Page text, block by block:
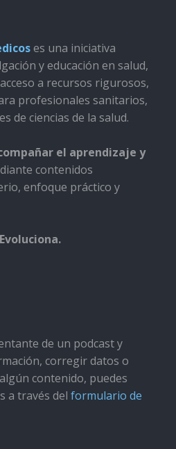
es una iniciativa
y educación en salud,
a recursos rigurosos,
profesionales sanitarios,
de ciencias de la salud.
el aprendizaje y
contenidos
enfoque práctico y
de un podcast y
corregir datos o
contenido, puedes
a través del formulario de